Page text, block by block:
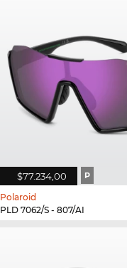
$77.234,00 P
Polaroid
PLD 7062/S - 807/AI